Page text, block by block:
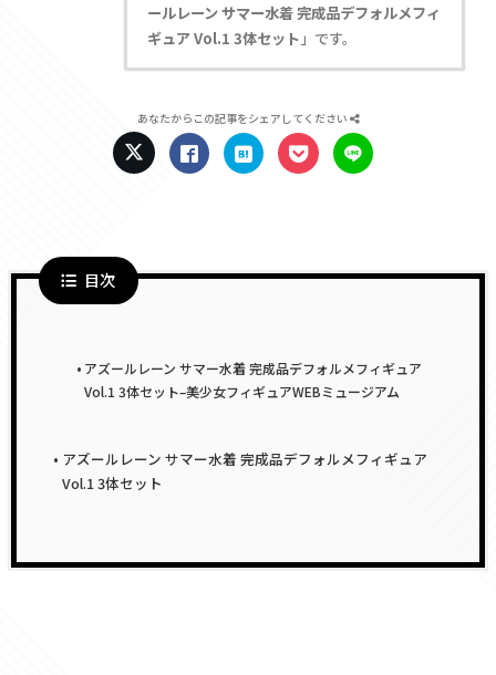
ールレーン サマー水着 完成品デフォルメフィ
ギュア Vol.1 3体セット 」です。
あなたからこの記事をシェアしてください
目次
アズールレーン サマー水着 完成品デフォルメフィギュア
Vol.1 3体セット–美少女フィギュアWEBミュージアム
アズールレーン サマー水着 完成品デフォルメフィギュア
Vol.1 3体セット